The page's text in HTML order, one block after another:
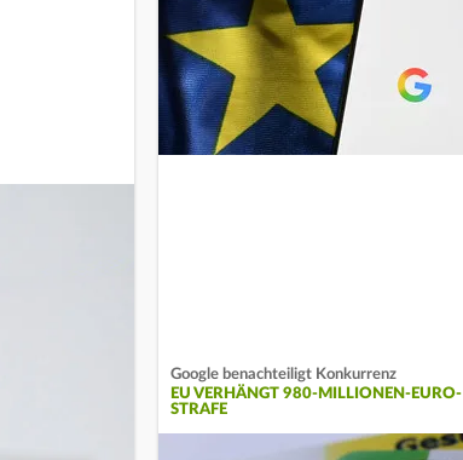
Google benachteiligt Konkurrenz
EU VERHÄNGT 980-MILLIONEN-EURO-
STRAFE